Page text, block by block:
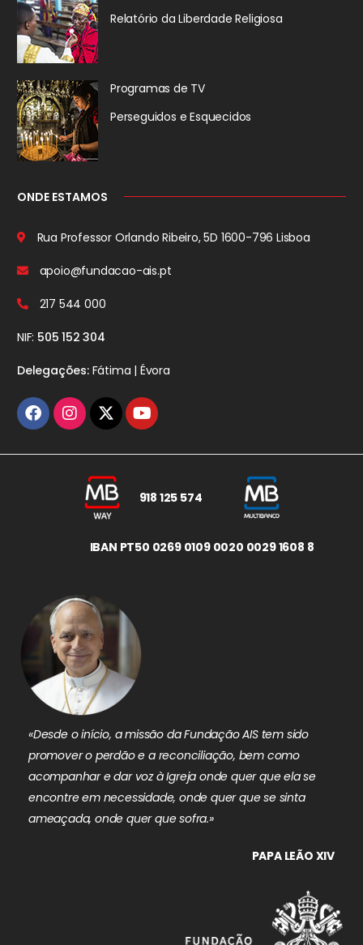
Relatório da Liberdade Religiosa
Programas de TV
Perseguidos e Esquecidos
ONDE ESTAMOS
Rua Professor Orlando Ribeiro, 5D 1600-796 Lisboa
apoio@fundacao-ais.pt
217 544 000
NIF: 505 152 304
Delegações:Fátima | Évora
918 125 574
IBAN PT50 0269 0109 0020 0029 1608 8
«Desde o início, a missão da Fundação AIS tem sido
promover o perdão e a reconciliação, bem como
acompanhar e dar voz à Igreja onde quer que ela se
encontre em necessidade, onde quer que se sinta
ameaçada, onde quer que sofra.»
PAPA LEÃO XIV